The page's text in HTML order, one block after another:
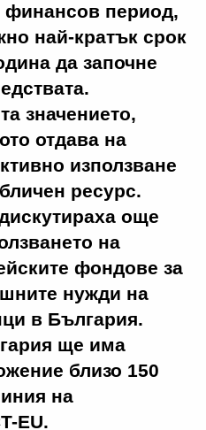
финансов период,
най-кратък срок
да започне
значението,
отдава на
използване
ресурс.
още
на
фондове за
нужди на
в България.
ще има
близо 150
на
EU.